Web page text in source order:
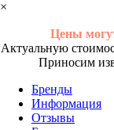
×
Цены
Актуальную
Приносим
Бренды
Информация
Отзывы